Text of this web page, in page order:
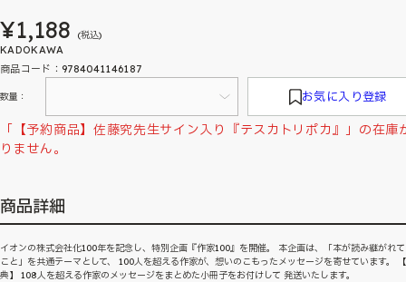
¥1,188 (税込)
KADOKAWA
商品コード：9784041146187
数量： お気に入り登録
「【予約商品】佐藤究先生サイン入り『テスカトリポカ』」の在庫
りません。
商品詳細
イオンの株式会社化100年を記念し、特別企画『作家100』を開催。 本企画は、「本が読み継がれ
こと」を共通テーマとして、 100人を超える作家が、想いのこもったメッセージを寄せています。
典】 108人を超える作家のメッセージをまとめた小冊子をお付けして 発送いたします。